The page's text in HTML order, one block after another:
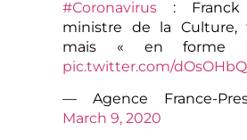
#Coronavirus : Franck
ministre de la Culture,
mais « en forme
pic.twitter.com/
— Agence France-
March 9, 2020